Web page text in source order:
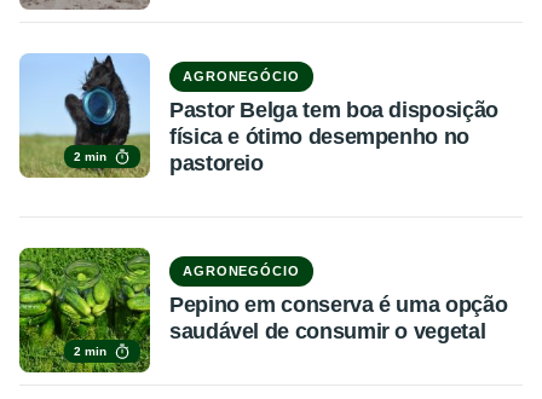
2 min
AGRONEGÓCIO
Pastor Belga tem boa disposição
física e ótimo desempenho no
pastoreio
2 min
AGRONEGÓCIO
Pepino em conserva é uma opção
saudável de consumir o vegetal